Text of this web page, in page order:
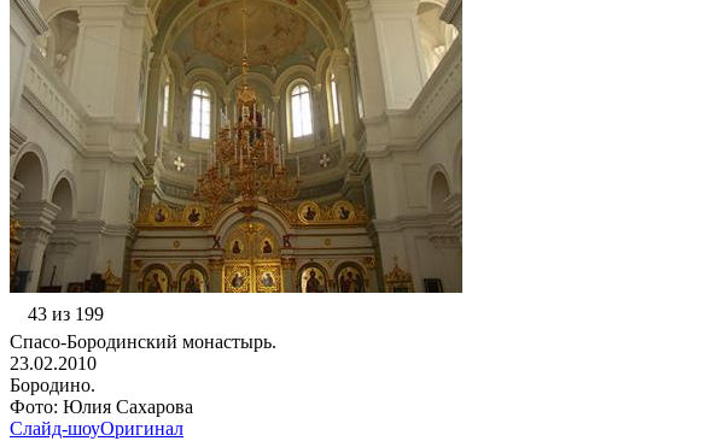
43 из 199
Спасо-Бородинский монастырь.
23.02.2010
Бородино.
Фото: Юлия Сахарова
Слайд-шоуОригинал